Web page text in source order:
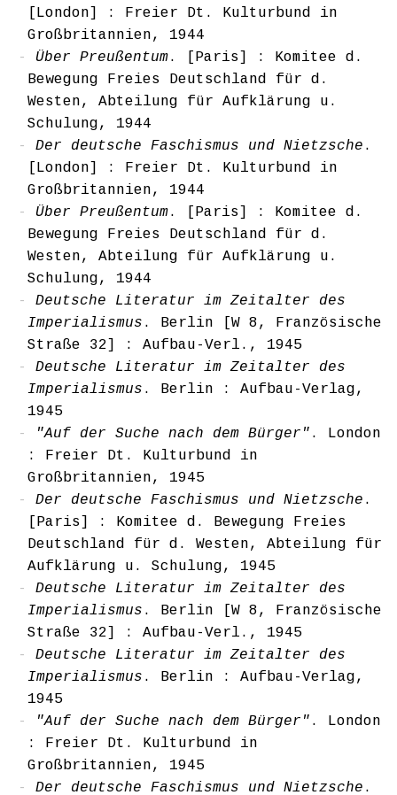
[London] : Freier Dt. Kulturbund in
Großbritannien, 1944
Über Preußentum. [Paris] : Komitee d.
Bewegung Freies Deutschland für d.
Westen, Abteilung für Aufklärung u.
Schulung, 1944
Der deutsche Faschismus und Nietzsche .
[London] : Freier Dt. Kulturbund in
Großbritannien, 1944
Über Preußentum. [Paris] : Komitee d.
Bewegung Freies Deutschland für d.
Westen, Abteilung für Aufklärung u.
Schulung, 1944
Deutsche Literatur im Zeitalter des
Imperialismus . Berlin [W 8, Französische
Straße 32] : Aufbau-Verl., 1945
Deutsche Literatur im Zeitalter des
Imperialismus . Berlin : Aufbau-Verlag,
1945
"Auf der Suche nach dem Bürger" . London
: Freier Dt. Kulturbund in
Großbritannien, 1945
Der deutsche Faschismus und Nietzsche .
[Paris] : Komitee d. Bewegung Freies
Deutschland für d. Westen, Abteilung für
Aufklärung u. Schulung, 1945
Deutsche Literatur im Zeitalter des
Imperialismus . Berlin [W 8, Französische
Straße 32] : Aufbau-Verl., 1945
Deutsche Literatur im Zeitalter des
Imperialismus . Berlin : Aufbau-Verlag,
1945
"Auf der Suche nach dem Bürger" . London
: Freier Dt. Kulturbund in
Großbritannien, 1945
Der deutsche Faschismus und Nietzsche .